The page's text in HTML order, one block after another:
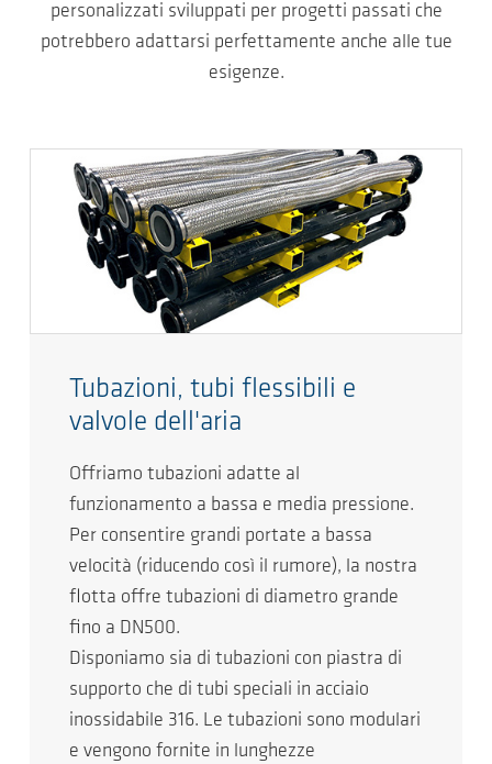
personalizzati sviluppati per progetti passati che
potrebbero adattarsi perfettamente anche alle tue
esigenze.
Tubazioni, tubi flessibili e
valvole dell'aria
Offriamo tubazioni adatte al
funzionamento a bassa e media pressione.
Per consentire grandi portate a bassa
velocità (riducendo così il rumore), la nostra
flotta offre tubazioni di diametro grande
fino a DN500.
Disponiamo sia di tubazioni con piastra di
supporto che di tubi speciali in acciaio
inossidabile 316. Le tubazioni sono modulari
e vengono fornite in lunghezze